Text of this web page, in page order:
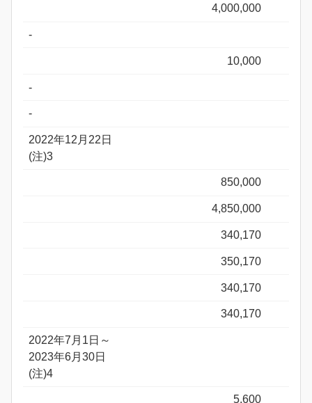
4,000,000
-
10,000
-
-
2022年12月22日
(注)3
850,000
4,850,000
340,170
350,170
340,170
340,170
2022年7月1日～
2023年6月30日
(注)4
5,600